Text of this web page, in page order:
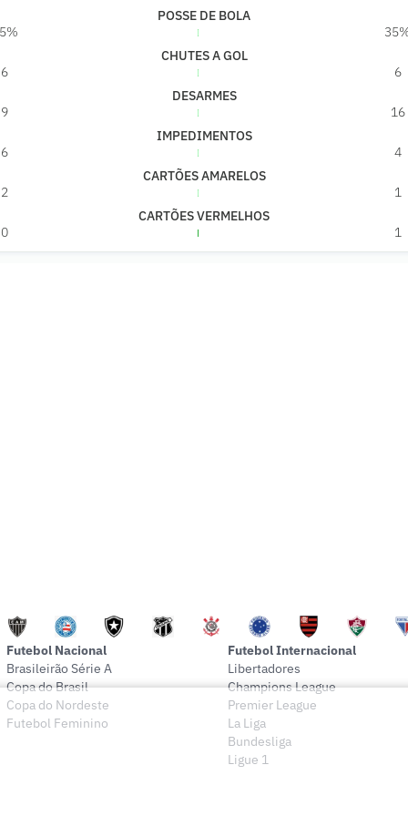
POSSE DE BOLA
CHUTES A GOL
6
6
DESARMES
9
16
IMPEDIMENTOS
6
4
CARTÕES AMARELOS
2
1
CARTÕES VERMELHOS
0
1
Futebol Nacional
Brasileirão Série A
Copa do Brasil
Copa do Nordeste
Futebol Feminino
Futebol Internacional
Libertadores
Champions League
Premier League
La Liga
Bundesliga
Ligue 1